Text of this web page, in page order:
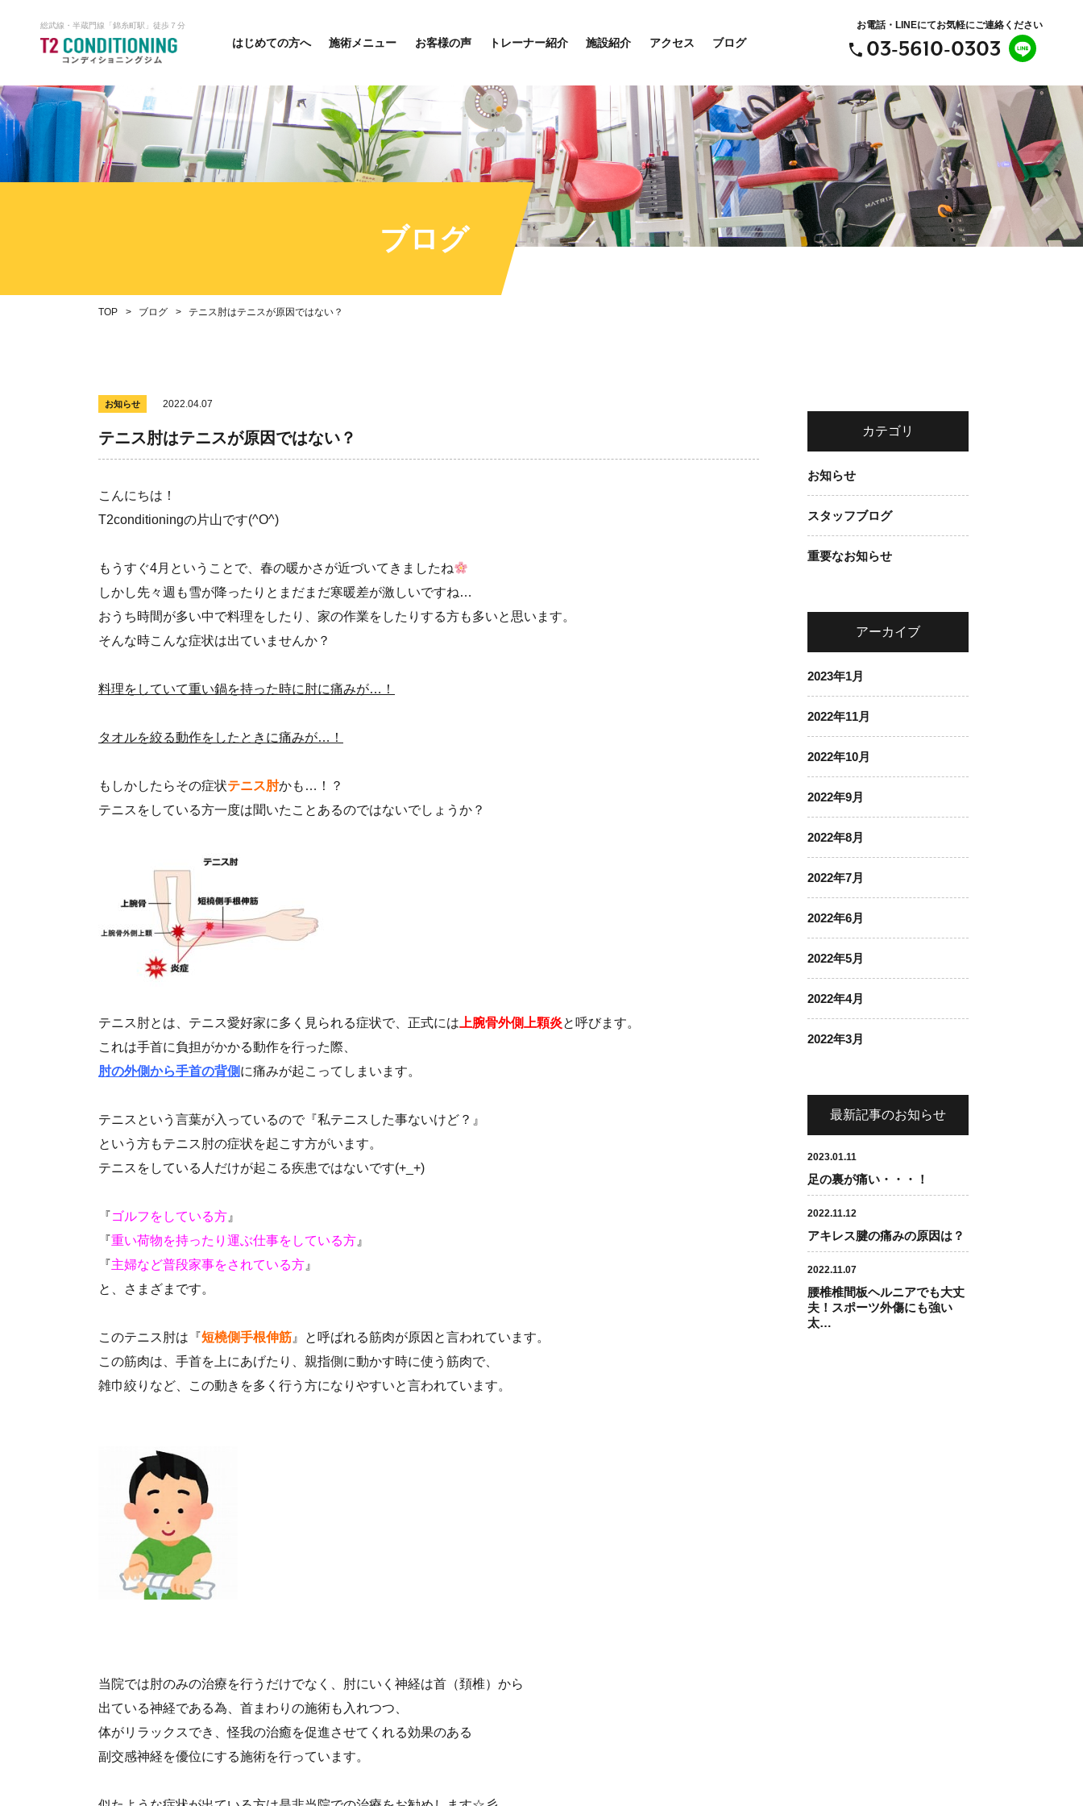
総武線・半蔵門線「錦糸町駅」徒歩７分
はじめての方へ 施術メニュー お客様の声 トレーナー紹介 施設紹介 アクセス ブログ
お電話・LINEにてお気軽にご連絡ください
03-5610-0303
ブログ
TOP ブログ テニス肘はテニスが原因ではない？
お知らせ 2022.04.07
テニス肘はテニスが原因ではない？
こんにちは！
T2conditioningの片山です(^O^)
もうすぐ4月ということで、春の暖かさが近づいてきましたね
しかし先々週も雪が降ったりとまだまだ寒暖差が激しいですね…
おうち時間が多い中で料理をしたり、家の作業をしたりする方も多いと思います。
そんな時こんな症状は出ていませんか？
料理をしていて重い鍋を持った時に肘に痛みが…！
タオルを絞る動作をしたときに痛みが…！
もしかしたらその症状テニス肘かも…！？
テニスをしている方一度は聞いたことあるのではないでしょうか？
テニス肘とは、テニス愛好家に多く見られる症状で、正式には 上腕骨外側上顆炎と呼びます。
これは手首に負担がかかる動作を行った際、
肘の外側から手首の背側 に痛みが起こってしまいます。
テニスという言葉が入っているので『私テニスした事ないけど？』
という方もテニス肘の症状を起こす方がいます。
テニスをしている人だけが起こる疾患ではないです(+_+)
『ゴルフをしている方 』
『重い荷物を持ったり運ぶ仕事をしている方 』
『主婦など普段家事をされている方 』
と、さまざまです。
このテニス肘は『短橈側手根伸筋 』と呼ばれる筋肉が原因と言われています。
この筋肉は、手首を上にあげたり、親指側に動かす時に使う筋肉で、
雑巾絞りなど、この動きを多く行う方になりやすいと言われています。
当院では肘のみの治療を行うだけでなく、肘にいく神経は首（頚椎）から
出ている神経である為、首まわりの施術も入れつつ、
体がリラックスでき、怪我の治癒を促進させてくれる効果のある
副交感神経を優位にする施術を行っています。
カテゴリ
お知らせ
スタッフブログ
重要なお知らせ
アーカイブ
2023年1月
2022年11月
2022年10月
2022年9月
2022年8月
2022年7月
2022年6月
2022年5月
2022年4月
2022年3月
最新記事のお知らせ
2023.01.11
足の裏が痛い・・・！
2022.11.12
アキレス腱の痛みの原因は？
2022.11.07
腰椎椎間板ヘルニアでも大丈
夫！スポーツ外傷にも強い
太…